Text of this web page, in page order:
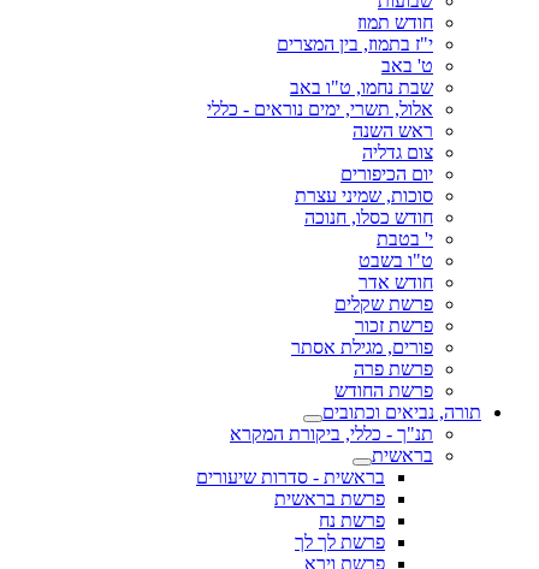
חודש תמוז
י"ז בתמוז, בין המצרים
ט' באב
שבת נחמו, ט"ו באב
אלול, תשרי, ימים נוראים - כללי
ראש השנה
צום גדליה
יום הכיפורים
סוכות, שמיני עצרת
חודש כסלו, חנוכה
י' בטבת
ט"ו בשבט
חודש אדר
פרשת שקלים
פרשת זכור
פורים, מגילת אסתר
פרשת פרה
פרשת החודש
תורה, נביאים וכתובים
תנ"ך - כללי, ביקורת המקרא
בראשית
בראשית - סדרות שיעורים
פרשת בראשית
פרשת נח
פרשת לך לך
פרשת וירא